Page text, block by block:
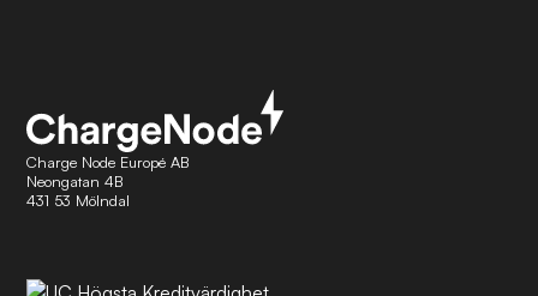
Charge Node Europé AB
Neongatan 4B
431 53 Mölndal